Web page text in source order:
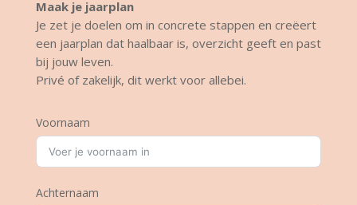
Maak je jaarplan
Je zet je doelen om in concrete stappen en creëert
een jaarplan dat haalbaar is, overzicht geeft en past
bij jouw leven.
Privé of zakelijk, dit werkt voor allebei.
Voornaam
Achternaam